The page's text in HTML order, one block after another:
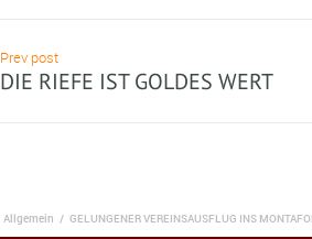
Prev post
DIE RIEFE IST GOLDES WERT
Allgemein / GELUNGENER VEREINSAUSFLUG INS